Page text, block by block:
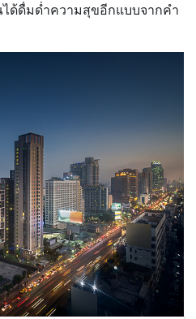
ด้ดื่มด่ำความสุขอีกแบบจากคำ